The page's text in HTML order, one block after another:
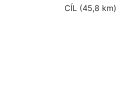
CÍL (45,8 km)